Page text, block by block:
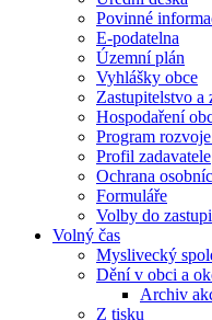
Povinné
E-podatelna
Územní plán
Vyhlášky obce
Zastupitelstvo a
Hospodaření
Program
Profil zadavatele
Ochrana
Formuláře
Volby do
Volný čas
Myslivecký
Dění v obci a
Archiv
Z tisku